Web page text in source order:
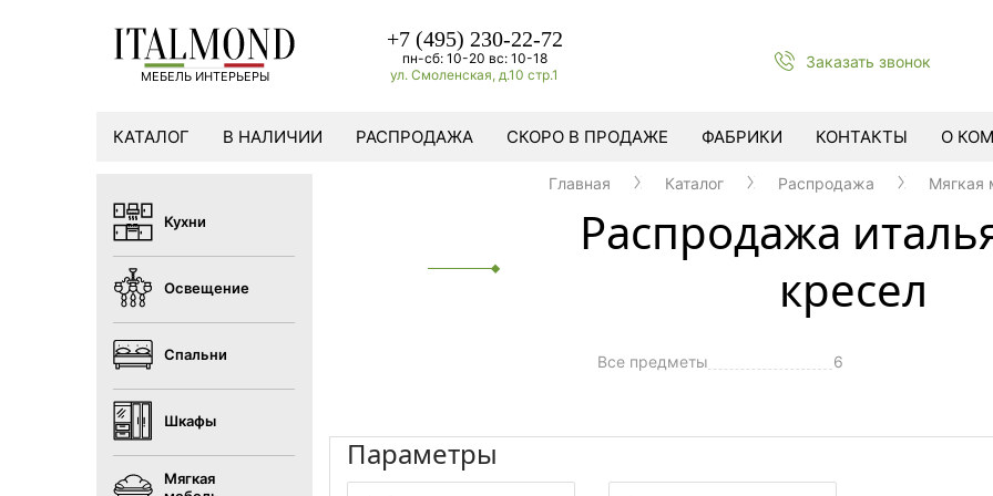
МЕБЕЛЬ ИНТЕРЬЕРЫ
+7 (495) 230-22-72
пн-сб: 10-20 вс: 10-18
ул. Смоленская, д.10 стр.1
Заказать звонок
КАТАЛОГ В НАЛИЧИИ РАСПРОДАЖА СКОРО В ПРОДАЖЕ ФАБРИКИ КОНТАКТЫ О
Кухни
Освещение
Спальни
Шкафы
Мягкая
Главная Каталог Распродажа Мягкая
Распродажа
кресел
Все предметы 6
Параметры